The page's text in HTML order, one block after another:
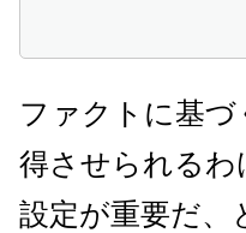
ファクトに基
得させられる
設定が重要だ、